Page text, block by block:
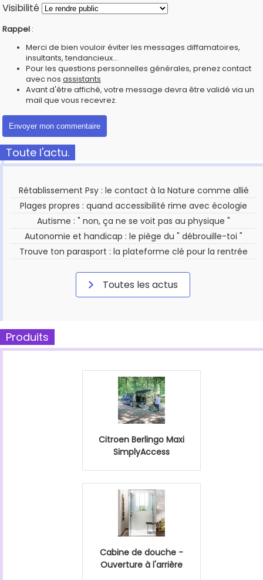
Visibilité
Rappel :
Merci de bien vouloir éviter les messages diffamatoires,
insultants, tendancieux...
Pour les questions personnelles générales, prenez contact
avec nos assistants
Avant d'être affiché, votre message devra être validé via un
mail que vous recevrez.
Toute l'actu.
Rétablissement Psy : le contact à la Nature comme allié
Plages propres : quand accessibilité rime avec écologie
Autisme : " non, ça ne se voit pas au physique "
Autonomie et handicap : le piège du " débrouille-toi "
Trouve ton parasport : la plateforme clé pour la rentrée
Toutes les actus
Produits
Citroen Berlingo Maxi
SimplyAccess
Cabine de douche -
Ouverture à l'arrière